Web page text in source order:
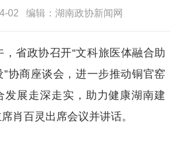
02 编辑：湖南政协新闻网
，省政协召开“文科旅医体融合助
协商座谈会，进一步推动铜官窑
发展走深走实，助力健康湖南建
肖百灵出席会议并讲话。